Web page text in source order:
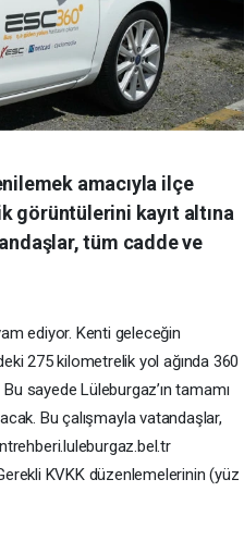
amacıyla ilçe
görüntülerini kayıt altına
tüm cadde ve
ediyor. Kenti geleceğin
275 kilometrelik yol ağında 360
sayede Lüleburgaz’ın tamamı
Bu çalışmayla vatandaşlar,
KVKK düzenlemelerinin (yüz